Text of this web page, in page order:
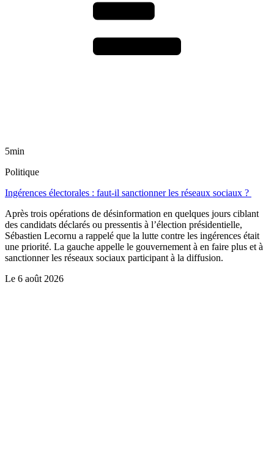
5min
Politique
Ingérences électorales : faut-il sanctionner les réseaux sociaux ?
Après trois opérations de désinformation en quelques jours ciblant
des candidats déclarés ou pressentis à l’élection présidentielle,
Sébastien Lecornu a rappelé que la lutte contre les ingérences était
une priorité. La gauche appelle le gouvernement à en faire plus et à
sanctionner les réseaux sociaux participant à la diffusion.
Le 6 août 2026